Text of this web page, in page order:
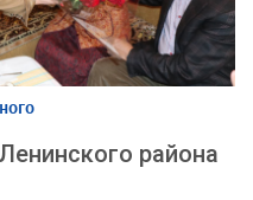
района